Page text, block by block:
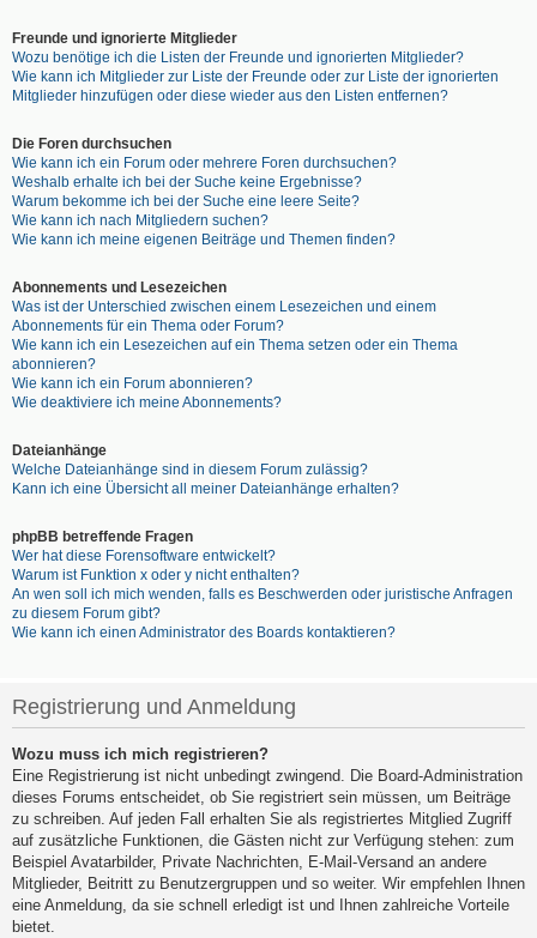
Freunde und ignorierte Mitglieder
Wozu benötige ich die Listen der Freunde und ignorierten Mitglieder?
Wie kann ich Mitglieder zur Liste der Freunde oder zur Liste der ignorierten
Mitglieder hinzufügen oder diese wieder aus den Listen entfernen?
Die Foren durchsuchen
Wie kann ich ein Forum oder mehrere Foren durchsuchen?
Weshalb erhalte ich bei der Suche keine Ergebnisse?
Warum bekomme ich bei der Suche eine leere Seite?
Wie kann ich nach Mitgliedern suchen?
Wie kann ich meine eigenen Beiträge und Themen finden?
Abonnements und Lesezeichen
Was ist der Unterschied zwischen einem Lesezeichen und einem
Abonnements für ein Thema oder Forum?
Wie kann ich ein Lesezeichen auf ein Thema setzen oder ein Thema
abonnieren?
Wie kann ich ein Forum abonnieren?
Wie deaktiviere ich meine Abonnements?
Dateianhänge
Welche Dateianhänge sind in diesem Forum zulässig?
Kann ich eine Übersicht all meiner Dateianhänge erhalten?
phpBB betreffende Fragen
Wer hat diese Forensoftware entwickelt?
Warum ist Funktion x oder y nicht enthalten?
An wen soll ich mich wenden, falls es Beschwerden oder juristische Anfragen
zu diesem Forum gibt?
Wie kann ich einen Administrator des Boards kontaktieren?
Registrierung und Anmeldung
Wozu muss ich mich registrieren?
Eine Registrierung ist nicht unbedingt zwingend. Die Board-Administration
dieses Forums entscheidet, ob Sie registriert sein müssen, um Beiträge
zu schreiben. Auf jeden Fall erhalten Sie als registriertes Mitglied Zugriff
auf zusätzliche Funktionen, die Gästen nicht zur Verfügung stehen: zum
Beispiel Avatarbilder, Private Nachrichten, E-Mail-Versand an andere
Mitglieder, Beitritt zu Benutzergruppen und so weiter. Wir empfehlen Ihnen
eine Anmeldung, da sie schnell erledigt ist und Ihnen zahlreiche Vorteile
bietet.